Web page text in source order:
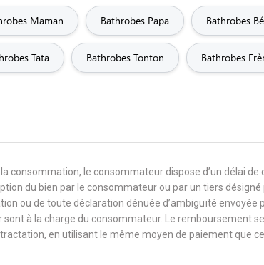
Maman Bathrobes Papa Bathrobes
Tata Bathrobes Tonton Bathrobes
consommation, le consommateur dispose d’un délai de
du bien par le consommateur ou par un tiers désigné
ou de toute déclaration dénuée d’ambiguïté envoyée
sont à la charge du consommateur. Le remboursement
en utilisant le même moyen de paiement que